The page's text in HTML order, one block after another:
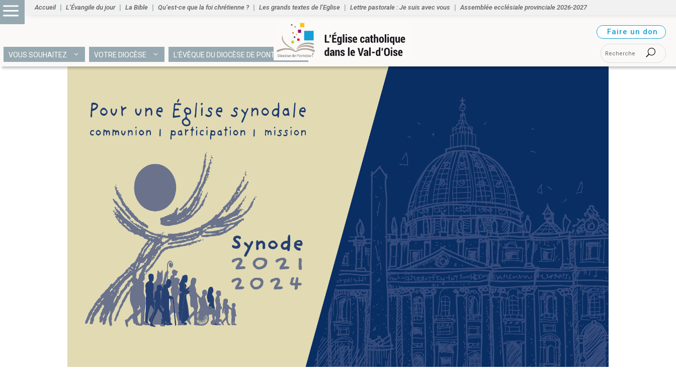
Accueil L’Évangile du jour La Bible Qu’est-ce que la foi chrétienne ? Les grands textes de l’Eglise Lettre pastorale : Je suis avec vous Assemblée ecclésiale provinciale 2026-2027
Faire un don
VOUS SOUHAITEZ VOTRE DIOCÈSE L’ÉVÊQUE DU DIOCÈSE DE PONTOISE